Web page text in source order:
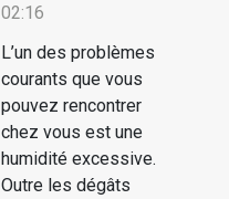
02:16
L’un des problèmes
courants que vous
pouvez rencontrer
chez vous est une
humidité excessive.
Outre les dégâts